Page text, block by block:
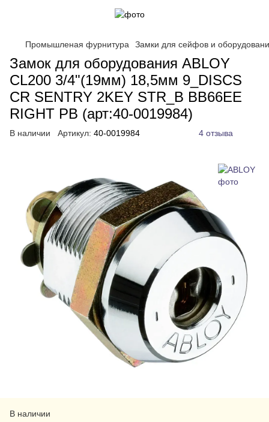
Промышленая фурнитура Замки для сейфов и
Замок для оборудования ABLOY
CL200 3/4"(19мм) 18,5мм 9_DISCS
CR SENTRY 2KEY STR_B BB66EE
RIGHT PB (арт:40-0019984)
В наличии Артикул: 40-0019984 4 отзыва
В наличии